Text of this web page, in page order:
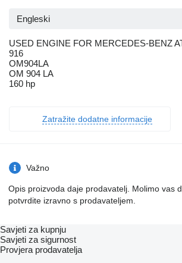
Engleski
USED ENGINE FOR MERCEDES-BENZ
916
OM904LA
OM 904 LA
160 hp
Zatražite dodatne informacije
Važno
Opis proizvoda daje prodavatelj. Molimo vas
potvrdite izravno s prodavateljem.
Savjeti za kupnju
Savjeti za sigurnost
Provjera prodavatelja